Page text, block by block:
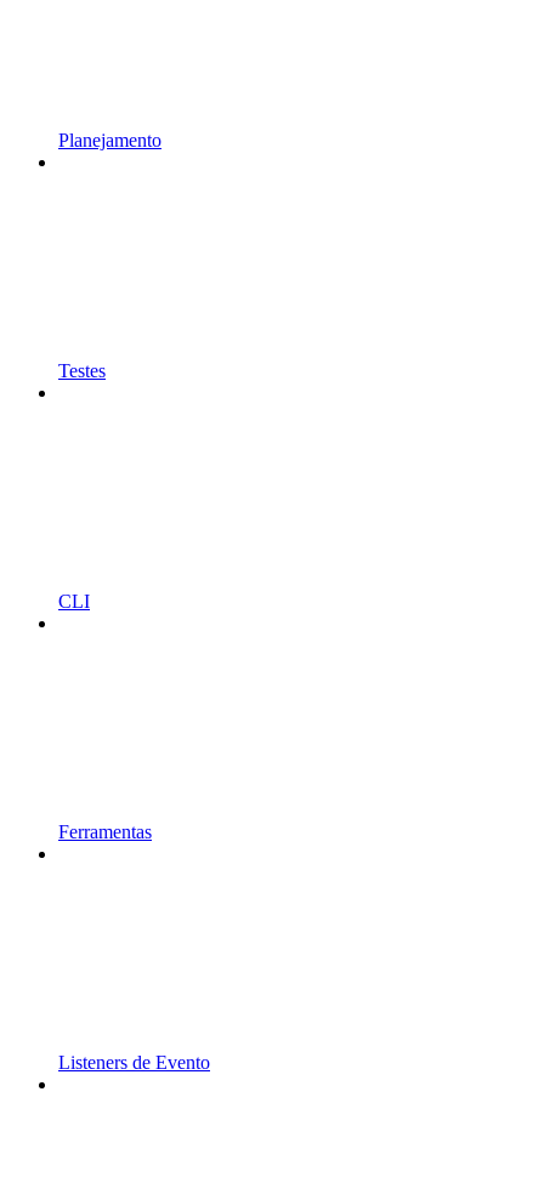
Planejamento
Testes
CLI
Ferramentas
Listeners de Evento